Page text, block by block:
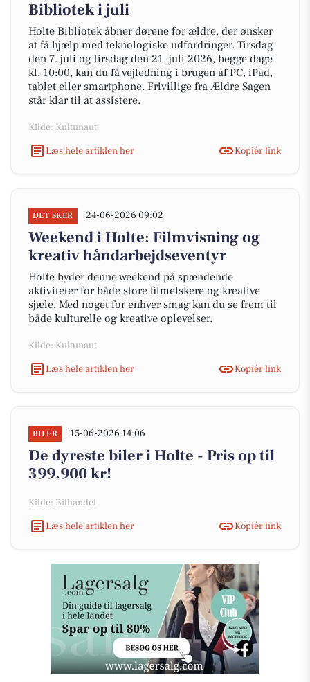
Bibliotek i juli
Holte Bibliotek åbner dørene for ældre, der ønsker
at få hjælp med teknologiske udfordringer. Tirsdag
den 7. juli og tirsdag den 21. juli 2026, begge dage
kl. 10:00, kan du få vejledning i brugen af PC, iPad,
tablet eller smartphone. Frivillige fra Ældre Sagen
står klar til at assistere.
Kilde: Kultunaut
Læs hele artiklen her
Kopiér link
DET SKER 24-06-2026 09:02
Weekend i Holte: Filmvisning og
kreativ håndarbejdseventyr
Holte byder denne weekend på spændende
aktiviteter for både store filmelskere og kreative
sjæle. Med noget for enhver smag kan du se frem til
både kulturelle og kreative oplevelser.
Kilde: Kultunaut
Læs hele artiklen her
Kopiér link
BILER 15-06-2026 14:06
De dyreste biler i Holte - Pris op til
399.900 kr!
Kilde: Bilhandel
Læs hele artiklen her
Kopiér link